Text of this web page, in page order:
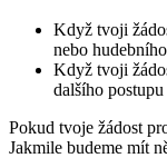
Když tvoji
nebo
Když tvoji
dalšího postupu
Pokud tvoje žádost
Jakmile budeme mít